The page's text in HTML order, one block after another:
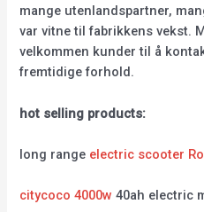
mange utenlandspartner,
var vitne til fabrikkens vekst.
velkommen kunder til å
fremtidige forhold.
hot selling products:
long range electric scooter
citycoco 4000w 40ah electric